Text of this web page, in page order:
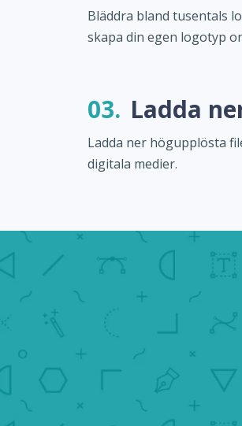
Bläddra bland tusentals
skapa din egen logotyp
03. Ladda
Ladda ner högupplösta
digitala medier.